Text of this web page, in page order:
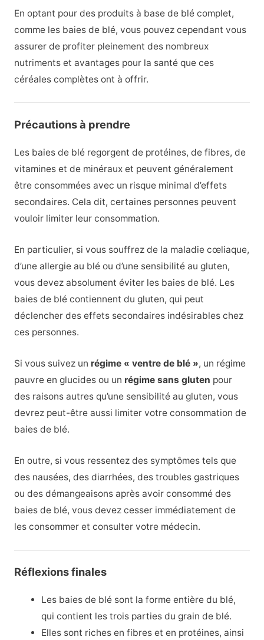
En optant pour des produits à base de blé complet,
comme les baies de blé, vous pouvez cependant vous
assurer de profiter pleinement des nombreux
nutriments et avantages pour la santé que ces
céréales complètes ont à offrir.
Précautions à prendre
Les baies de blé regorgent de protéines, de fibres, de
vitamines et de minéraux et peuvent généralement
être consommées avec un risque minimal d’effets
secondaires. Cela dit, certaines personnes peuvent
vouloir limiter leur consommation.
En particulier, si vous souffrez de la maladie cœliaque,
d’une allergie au blé ou d’une sensibilité au gluten,
vous devez absolument éviter les baies de blé. Les
baies de blé contiennent du gluten, qui peut
déclencher des effets secondaires indésirables chez
ces personnes.
Si vous suivez un régime « ventre de blé », un régime
pauvre en glucides ou un régime sans gluten pour
des raisons autres qu’une sensibilité au gluten, vous
devrez peut-être aussi limiter votre consommation de
baies de blé.
En outre, si vous ressentez des symptômes tels que
des nausées, des diarrhées, des troubles gastriques
ou des démangeaisons après avoir consommé des
baies de blé, vous devez cesser immédiatement de
les consommer et consulter votre médecin.
Réflexions finales
Les baies de blé sont la forme entière du blé,
qui contient les trois parties du grain de blé.
Elles sont riches en fibres et en protéines, ainsi